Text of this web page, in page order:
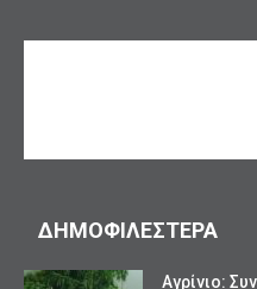
ΔΗΜΟΦΙΛΕΣΤΕΡΑ
Αγρίνιο: